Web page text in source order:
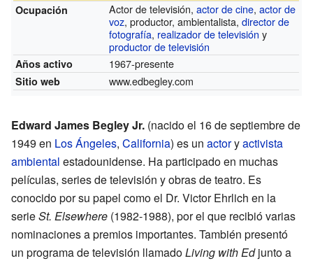
Ocupación
Actor de televisión,actor de cine,actor de
voz, productor, ambientalista,director de
fotografía, realizador de televisión y
productor de televisión
Años activo 1967-presente
Sitio web www.edbegley.com
Edward James Begley Jr. (nacido el 16 de septiembre de
1949 en Los Ángeles, California) es un actoryactivista
ambiental estadounidense. Ha participado en muchas
películas, series de televisión y obras de teatro. Es
conocido por su papel como el Dr. Victor Ehrlich en la
serieSt. Elsewhere (1982-1988), por el que recibió varias
nominaciones a premios importantes. También presentó
un programa de televisión llamadoLiving with Edjunto a